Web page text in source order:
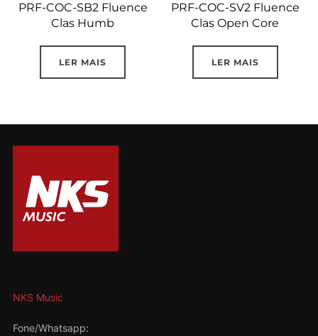
PRF-COC-SB2 Fluence
Clas Humb
LER MAIS
PRF-COC-SV2 Fluence
Clas Open Core
LER MAIS
NKS Music
Fone/Whatsapp: